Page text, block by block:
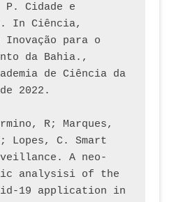
P. Cidade e
In Ciência,
Inovação para o
da Bahia.,
de Ciência da
2022.
R; Marques,
Lopes, C. Smart
A neo-
analysisi of the
19 application in